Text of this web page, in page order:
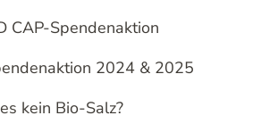
CAP-Spendenaktion
2024 & 2025
kein Bio-Salz?